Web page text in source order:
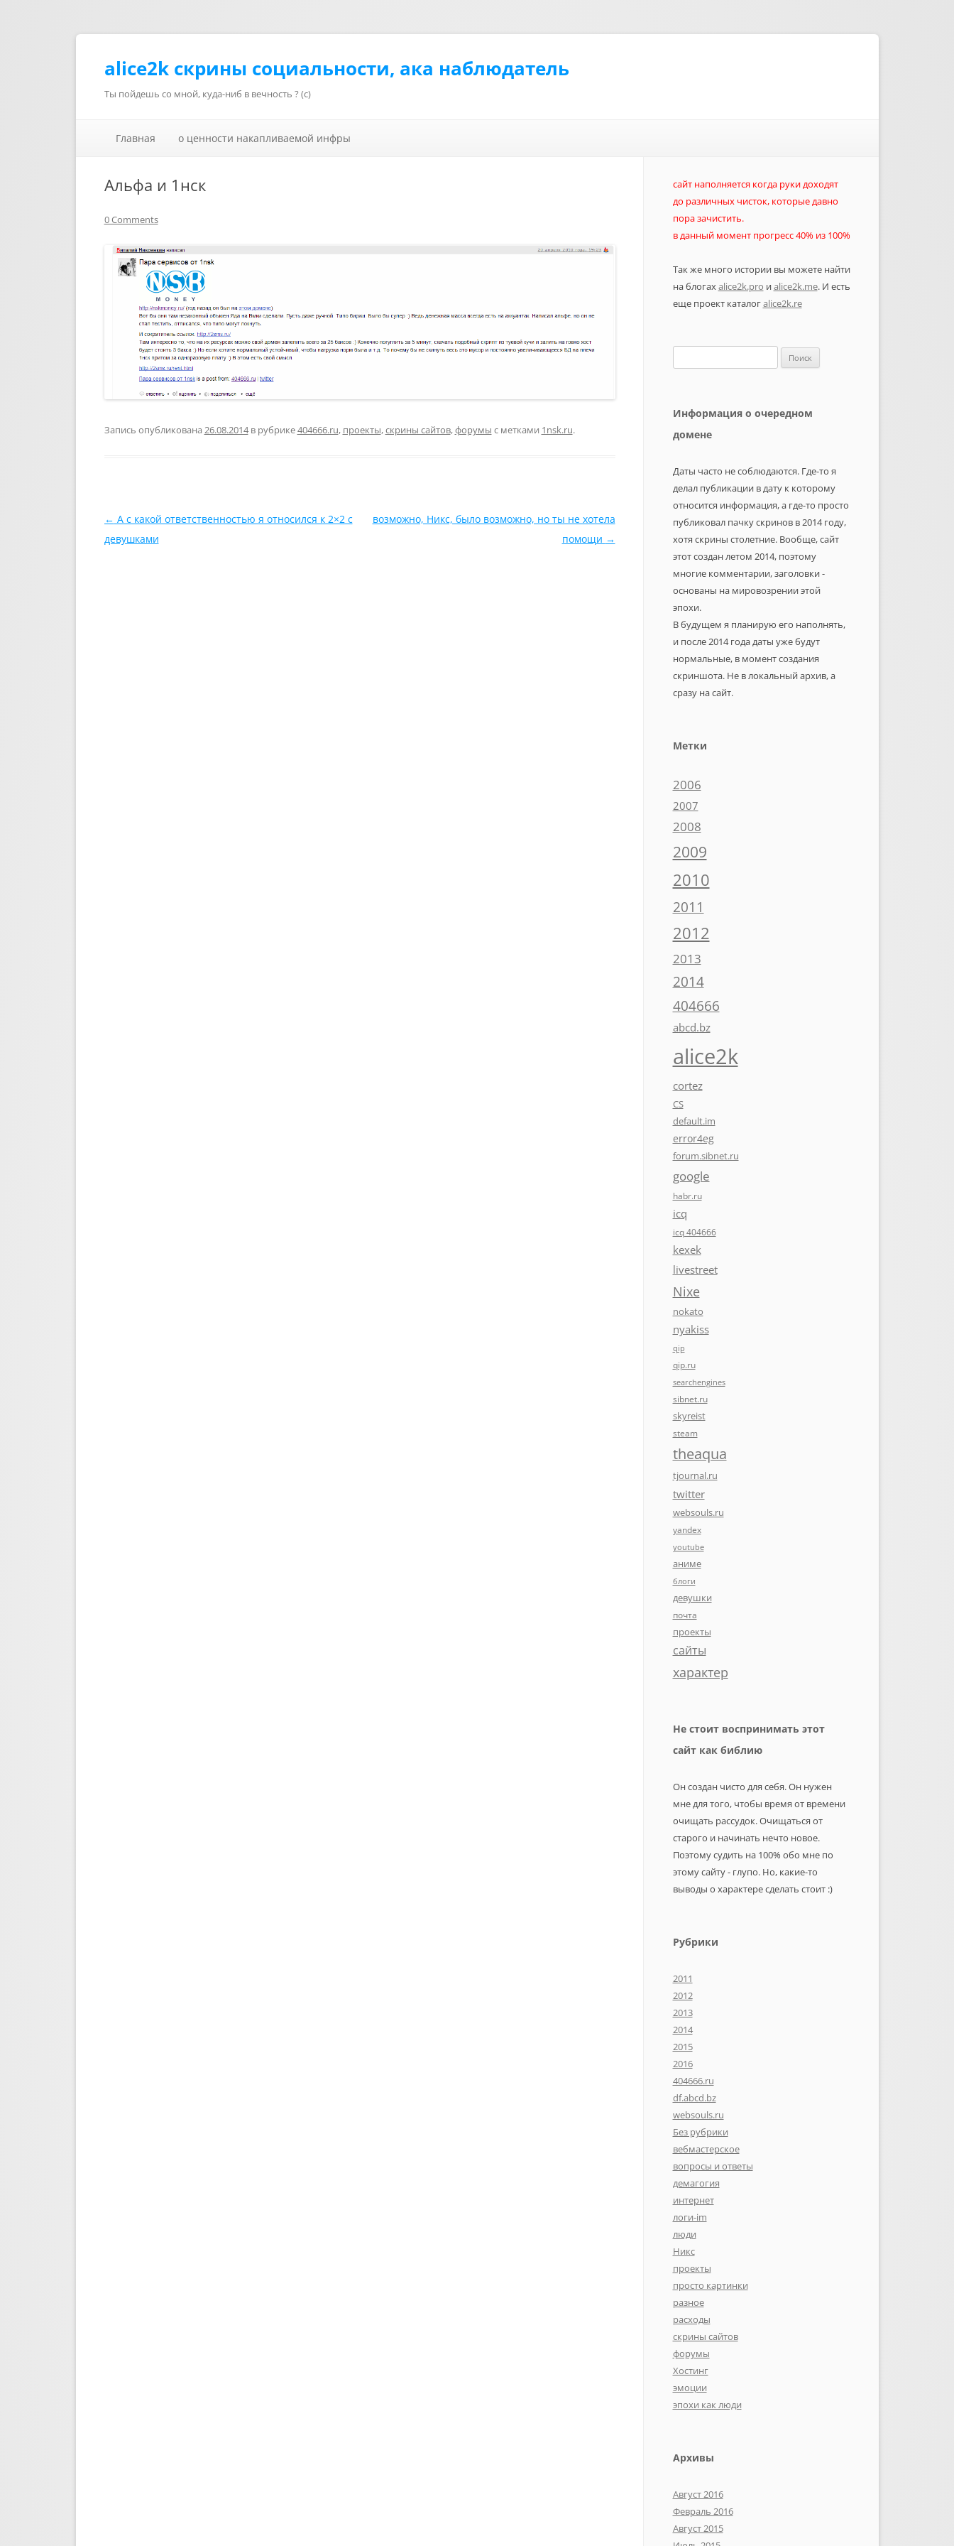
alice2k скрины социальности, ака наблюдатель
Ты пойдешь со мной, куда-ниб в вечность ? (с)
Главная
о ценности накапливаемой инфры
Альфа и 1нск
0 Comments
Запись опубликована 26.08.2014в рубрике404666.ru, проекты,скрины сайтов,форумы с метками 1nsk.ru.
Навигация по записям
← А с какой ответственностью я относился к 2×2 с
девушками
возможно, Никс, было возможно, но ты не хотела
помощи →
сайт наполняется когда руки доходят
до различных чисток, которые давно
пора зачистить.
в данный момент прогресс 40% из 100%
Так же много истории вы можете найти
на блогахalice2k.pro иalice2k.me. И есть
еще проект каталогalice2k.re
Информация о очередном
домене
Даты часто не соблюдаются. Где-то я
делал публикации в дату к которому
относится информация, а где-то просто
публиковал пачку скринов в 2014 году,
хотя скрины столетние. Вообще, сайт
этот создан летом 2014, поэтому
многие комментарии, заголовки -
основаны на мировозрении этой
эпохи.
В будущем я планирую его наполнять,
и после 2014 года даты уже будут
нормальные, в момент создания
скриншота. Не в локальный архив, а
сразу на сайт.
Метки
2006
2007
2008
2009
2010
2011
2012
2013
2014
404666
abcd.bz
alice2k
cortez
CS
default.im
error4eg
forum.sibnet.ru
google
habr.ru
icq
icq 404666
kexek
livestreet
Nixe
nokato
nyakiss
qip
qip.ru
searchengines
sibnet.ru
skyreist
steam
theaqua
tjournal.ru
twitter
websouls.ru
yandex
youtube
аниме
блоги
девушки
почта
проекты
сайты
характер
Не стоит воспринимать этот
сайт как библию
Он создан чисто для себя. Он нужен
мне для того, чтобы время от времени
очищать рассудок. Очищаться от
старого и начинать нечто новое.
Поэтому судить на 100% обо мне по
этому сайту - глупо. Но, какие-то
выводы о характере сделать стоит :)
Рубрики
2011
2012
2013
2014
2015
2016
404666.ru
df.abcd.bz
websouls.ru
Без рубрики
вебмастерское
вопросы и ответы
демагогия
интернет
логи-im
люди
Никс
проекты
просто картинки
разное
расходы
скрины сайтов
форумы
Хостинг
эмоции
эпохи как люди
Архивы
Август 2016
Февраль 2016
Август 2015